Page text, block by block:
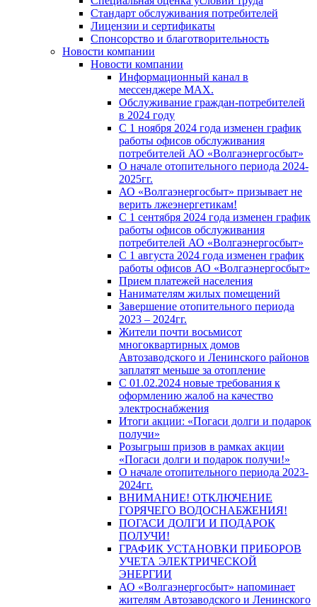
Стандарт обслуживания потребителей
Лицензии и сертификаты
Спонсорство и благотворительность
Новости компании
Новости компании
Информационный канал в
мессенджере MAX.
Обслуживание граждан-потребителей
в 2024 году
С 1 ноября 2024 года изменен график
работы офисов обслуживания
потребителей АО «Волгаэнергосбыт»
О начале отопительного периода 2024-
2025гг.
АО «Волгаэнергосбыт» призывает не
верить лжеэнергетикам!
С 1 сентября 2024 года изменен график
работы офисов обслуживания
потребителей АО «Волгаэнергосбыт»
С 1 августа 2024 года изменен график
работы офисов АО «Волгаэнергосбыт»
Прием платежей населения
Нанимателям жилых помещений
Завершение отопительного периода
2023 – 2024гг.
Жители почти восьмисот
многоквартирных домов
Автозаводского и Ленинского районов
заплатят меньше за отопление
С 01.02.2024 новые требования к
оформлению жалоб на качество
электроснабжения
Итоги акции: «Погаси долги и подарок
получи»
Розыгрыш призов в рамках акции
«Погаси долги и подарок получи!»
О начале отопительного периода 2023-
2024гг.
ВНИМАНИЕ! ОТКЛЮЧЕНИЕ
ГОРЯЧЕГО ВОДОСНАБЖЕНИЯ!
ПОГАСИ ДОЛГИ И ПОДАРОК
ПОЛУЧИ!
ГРАФИК УСТАНОВКИ ПРИБОРОВ
УЧЕТА ЭЛЕКТРИЧЕСКОЙ
ЭНЕРГИИ
АО «Волгаэнергосбыт» напоминает
жителям Автозаводского и Ленинского